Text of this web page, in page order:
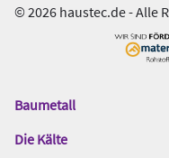
© 2026 haustec.de - Alle
Das
Gentner
Baumetall
Die Kälte